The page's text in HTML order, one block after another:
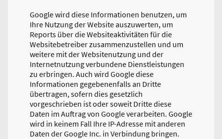
Google wird diese Informationen benutzen, um
Ihre Nutzung der Website auszuwerten, um
Reports über die Websiteaktivitäten für die
Websitebetreiber zusammenzustellen und um
weitere mit der Websitenutzung und der
Internetnutzung verbundene Dienstleistungen
zu erbringen. Auch wird Google diese
Informationen gegebenenfalls an Dritte
übertragen, sofern dies gesetzlich
vorgeschrieben ist oder soweit Dritte diese
Daten im Auftrag von Google verarbeiten. Google
wird in keinem Fall Ihre IP-Adresse mit anderen
Daten der Google Inc. in Verbindung bringen.